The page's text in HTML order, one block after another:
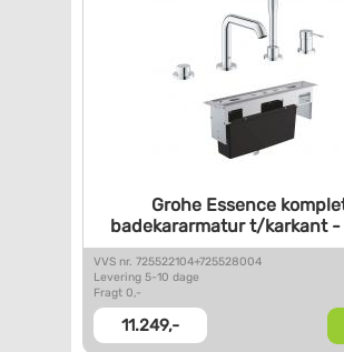
Grohe Essence
badekararmatur t/karkant -
VVS nr. 725522104+725528004
Levering 5-10 dage
Fragt 0,-
11.249,-